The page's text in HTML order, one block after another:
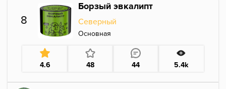
Объединяет все компоненты в единую картину в то
же время не забивает другие компоненты, но
отличим и заметен. Продолжая миксы с халвой,
решила попробовать ее с чаем. Вышло очень
Плотно входит в топ моих любимых чаев! Спасибо
@Triple apple за совет!
8
Борзый эвкалипт
Северный
Основная
4.6 48 44 5.4k